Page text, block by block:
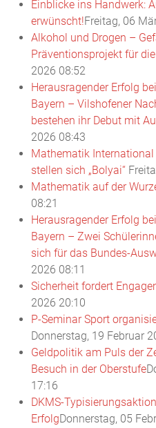
Einblicke ins Handwerk:
erwünscht!Freitag, 06
Alkohol und Drogen –
Präventionsprojekt für
2026 08:52
Herausragender Erfolg
Bayern – Vilshofener
bestehen ihr Debut mit
2026 08:43
Mathematik
stellen sich „Bolyai“
Mathematik auf der
08:21
Herausragender Erfolg
Bayern – Zwei
sich für das Bundes-
2026 08:11
Sicherheit fordert
2026 20:10
P-Seminar Sport
Donnerstag, 19 Februar
Geldpolitik am Puls der
Besuch in der Oberstufe
17:16
DKMS-
ErfolgDonnerstag, 05